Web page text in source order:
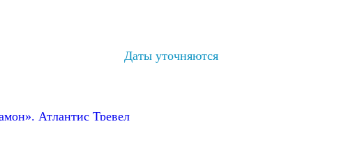
Даты уточняются
Атлантис Тревел